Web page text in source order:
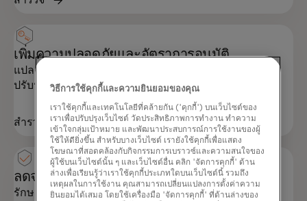
เพิ่มความปลอดภัยและอัตราการอนุมัติ
แปลงรายละเอียดบัตรเป็นโทเค็นเพื่อลดความยุ่งยาก
ปรับปรุงความปลอดภัย และเพิ่มอัตราการแปลง
สำรวจ
ลดจำนวนการปฏิเสธและเพิ่มการอนุมัติ
รักษารายละเอียดบัญชีลูกค้าให้ทันสมัยด้วย Automatic
วิธีการใช้คุกกี้และความยินยอมของคุณ
เราใช้คุกกี้และเทคโนโลยีที่คล้ายกัน ('คุกกี้') บนเว็บไซต์ของ
เราเพื่อปรับปรุงเว็บไซต์ วัดประสิทธิภาพการทำงาน ทำความ
เข้าใจกลุ่มเป้าหมาย และพัฒนาประสบการณ์การใช้งานของผู้
ใช้ให้ดียิ่งขึ้น สำหรับบางเว็บไซต์ เรายังใช้คุกกี้เพื่อแสดง
โฆษณาที่สอดคล้องกับกิจกรรมการเบราวซ์และความสนใจของ
ผู้ใช้บนเว็บไซต์นั้น ๆ และเว็บไซต์อื่น คลิก 'จัดการคุกกี้' ด้าน
ล่างเพื่อเรียนรู้ว่าเราใช้คุกกี้ประเภทใดบนเว็บไซต์นี้ รวมถึง
เหตุผลในการใช้งาน คุณสามารถเปลี่ยนแปลงการตั้งค่าความ
ยินยอมได้เสมอ โดยใช้เครื่องมือ 'จัดการคุกกี้' ที่ด้านล่างของ